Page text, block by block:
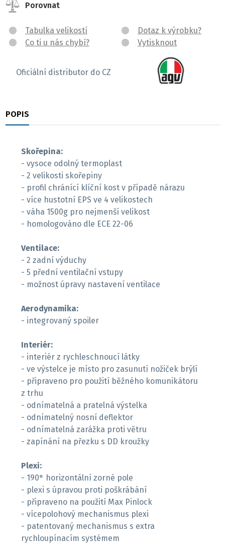
Porovnat
Tabulka velikostí
Co ti u nás chybí?
Dotaz k výrobku?
Vytisknout
Oficiální distributor do CZ
POPIS
Skořepina:
- vysoce odolný termoplast
- 2 velikosti skořepiny
- profil chránící klíční kost v případě nárazu
- více hustotní EPS ve 4 velikostech
- váha 1500g pro nejmenší velikost
- homologováno dle ECE 22-06
Ventilace:
- 2 zadní výduchy
- 5 přední ventilační vstupy
- možnost úpravy nastavení ventilace
Aerodynamika:
- integrovaný spoiler
Interiér:
- interiér z rychleschnoucí látky
- ve výstelce je místo pro zasunutí nožiček brýlí
- připraveno pro použití běžného komunikátoru
z trhu
- odnímatelná a pratelná výstelka
- odnímatelný nosní deflektor
- odnímatelná zarážka proti větru
- zapínání na přezku s DD kroužky
Plexi:
- 190° horizontální zorné pole
- plexi s úpravou proti poškrábání
- připraveno na použití Max Pinlock
- vícepolohový mechanismus plexi
- patentovaný mechanismus s extra
rychloupínacím systémem